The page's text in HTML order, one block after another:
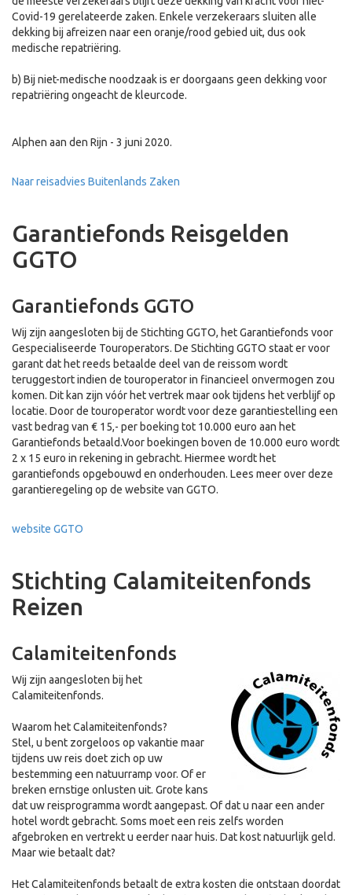
Covid-19 gerelateerde zaken. Enkele verzekeraars sluiten alle
dekking bij afreizen naar een oranje/rood gebied uit, dus ook
medische repatriëring.
b) Bij niet-medische noodzaak is er doorgaans geen dekking voor
repatriëring ongeacht de kleurcode.
Alphen aan den Rijn - 3 juni 2020.
Naar reisadvies Buitenlands Zaken
Garantiefonds Reisgelden
GGTO
Garantiefonds GGTO
Wij zijn aangesloten bij de Stichting GGTO, het Garantiefonds voor
Gespecialiseerde Touroperators. De Stichting GGTO staat er voor
garant dat het reeds betaalde deel van de reissom wordt
teruggestort indien de touroperator in financieel onvermogen zou
komen. Dit kan zijn vóór het vertrek maar ook tijdens het verblijf op
locatie. Door de touroperator wordt voor deze garantiestelling een
vast bedrag van € 15,- per boeking tot 10.000 euro aan het
Garantiefonds betaald.Voor boekingen boven de 10.000 euro wordt
2 x 15 euro in rekening in gebracht. Hiermee wordt het
garantiefonds opgebouwd en onderhouden. Lees meer over deze
garantieregeling op de website van GGTO.
website GGTO
Stichting Calamiteitenfonds
Reizen
Calamiteitenfonds
Wij zijn aangesloten bij het
Calamiteitenfonds.
Waarom het Calamiteitenfonds?
Stel, u bent zorgeloos op vakantie maar
tijdens uw reis doet zich op uw
bestemming een natuurramp voor. Of er
breken ernstige onlusten uit. Grote kans
dat uw reisprogramma wordt aangepast. Of dat u naar een ander
hotel wordt gebracht. Soms moet een reis zelfs worden
afgebroken en vertrekt u eerder naar huis. Dat kost natuurlijk geld.
Maar wie betaalt dat?
Het Calamiteitenfonds betaalt de extra kosten die ontstaan doordat